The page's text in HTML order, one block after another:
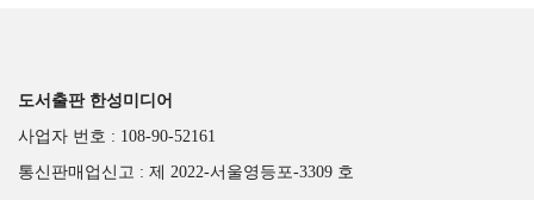
도서출판 한성미디어
사업자 번호 : 108-90-52161
통신판매업신고 : 제 2022-서울영등포-3309 호